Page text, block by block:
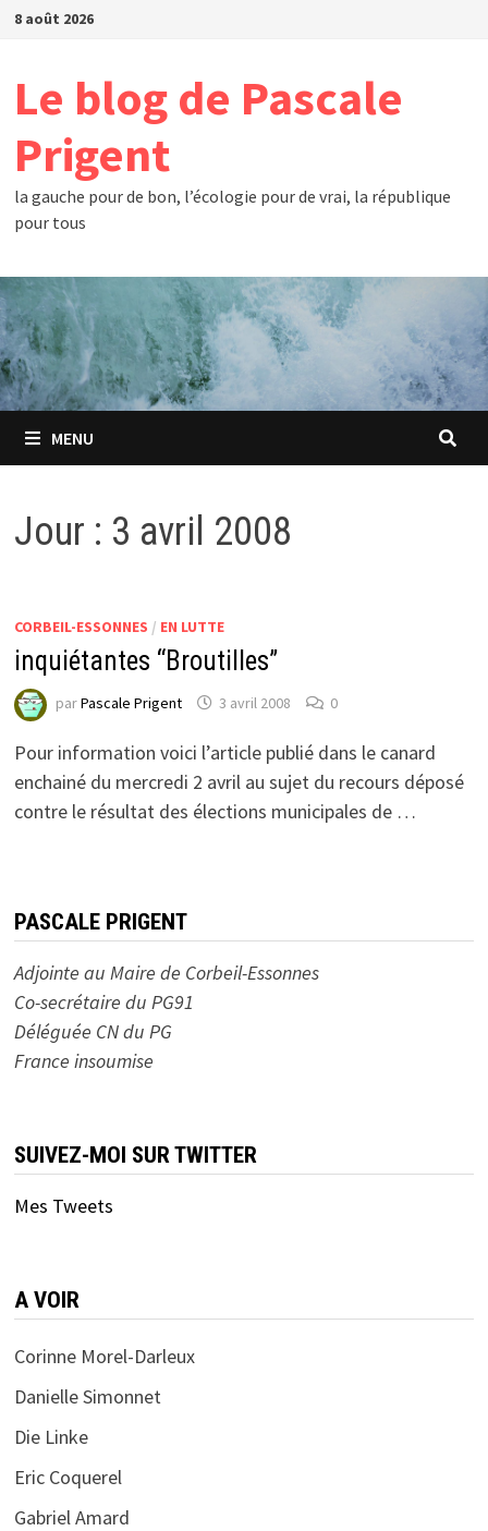
Passer
8 août 2026
Le blog de Pascale
Prigent
la gauche pour de bon, l’écologie pour de vrai, la république
pour tous
MENU
Jour : 3 avril 2008
CORBEIL-ESSONNES / EN LUTTE
inquiétantes “Broutilles”
parPascale Prigent 3 avril 2008 0
Pour information voici l’article publié dans le canard
enchainé du mercredi 2 avril au sujet du recours déposé
contre le résultat des élections municipales de …
PASCALE PRIGENT
Adjointe au Maire de Corbeil-Essonnes
Co-secrétaire du PG91
Déléguée CN du PG
France insoumise
SUIVEZ-MOI SUR TWITTER
Mes Tweets
A VOIR
Corinne Morel-Darleux
Danielle Simonnet
Die Linke
Eric Coquerel
Gabriel Amard